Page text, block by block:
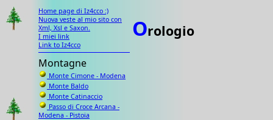
Home page di Iz4cco :)
Nuova veste al mio sito con
Xml, Xsl e Saxon.
I miei link
Link to Iz4cco
Montagne
Monte Cimone - Modena
Monte Baldo
Monte Catinaccio
Passo di Croce Arcana -
Modena - Pistoia
Orologio